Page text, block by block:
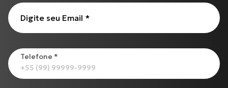
XL-883N Iron INJETADA
CG-125
Cabo de Acelerador para TIGER-855 i (99 até 00)
Cabo de Embreagem para INTERCEPTOR-650
Todos os produtos
Digite seu Email *
Telefone *